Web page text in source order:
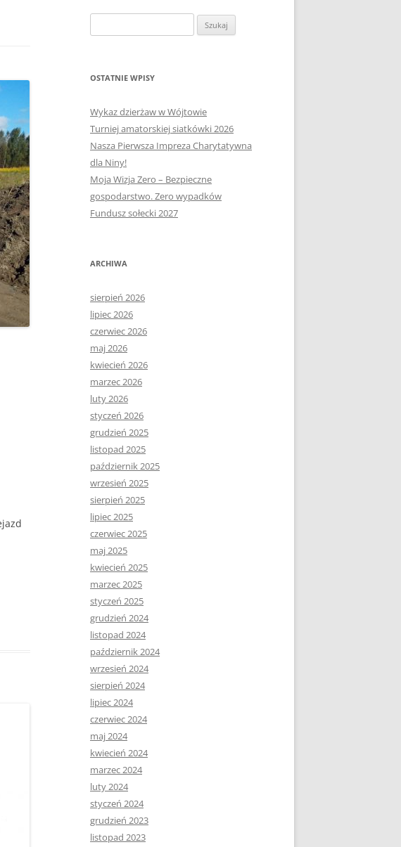
E-MAPA BARCZEWA
SOŁECTWO NIKIELKOWO
OSTATNIE WPISY
Wykaz dzierżaw w Wójtowie
Turniej amatorskiej siatkówki 2026
Nasza Pierwsza Impreza Charytatywna
dla Niny!
Moja Wizja Zero – Bezpieczne
gospodarstwo. Zero wypadków
Fundusz sołecki 2027
ARCHIWA
sierpień 2026
lipiec 2026
czerwiec 2026
maj 2026
kwiecień 2026
marzec 2026
luty 2026
styczeń 2026
grudzień 2025
listopad 2025
październik 2025
wrzesień 2025
sierpień 2025
lipiec 2025
czerwiec 2025
maj 2025
kwiecień 2025
marzec 2025
styczeń 2025
grudzień 2024
listopad 2024
październik 2024
wrzesień 2024
sierpień 2024
lipiec 2024
czerwiec 2024
maj 2024
kwiecień 2024
marzec 2024
luty 2024
styczeń 2024
grudzień 2023
listopad 2023